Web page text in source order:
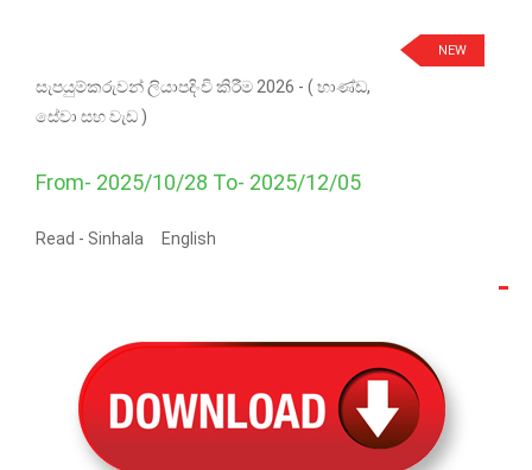
NEW
සැපයුම්කරුවන් ලියාපදිංචි කිරීම 2026 - ( භාණ්ඩ,
සේවා සහ වැඩ )
From- 2025/10/28 To- 2025/12/05
Read - Sinhala English